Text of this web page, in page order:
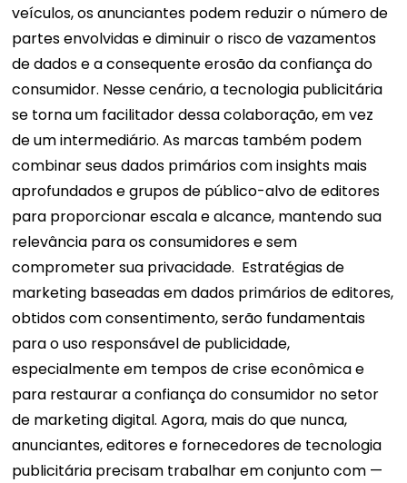
veículos, os anunciantes podem reduzir o número de
partes envolvidas e diminuir o risco de vazamentos
de dados e a consequente erosão da confiança do
consumidor. Nesse cenário, a tecnologia publicitária
se torna um facilitador dessa colaboração, em vez
de um intermediário. As marcas também podem
combinar seus dados primários com insights mais
aprofundados e grupos de público-alvo de editores
para proporcionar escala e alcance, mantendo sua
relevância para os consumidores e sem
comprometer sua privacidade. Estratégias de
marketing baseadas em dados primários de editores,
obtidos com consentimento, serão fundamentais
para o uso responsável de publicidade,
especialmente em tempos de crise econômica e
para restaurar a confiança do consumidor no setor
de marketing digital. Agora, mais do que nunca,
anunciantes, editores e fornecedores de tecnologia
publicitária precisam trabalhar em conjunto com —